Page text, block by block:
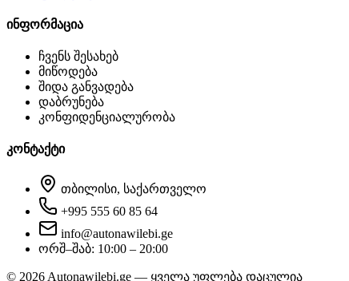
ინფორმაცია
ჩვენს შესახებ
მიწოდება
შიდა განვადება
დაბრუნება
კონფიდენციალურობა
კონტაქტი
თბილისი, საქართველო
+995 555 60 85 64
info@autonawilebi.ge
ორშ–შაბ: 10:00 – 20:00
© 2026 Autonawilebi.ge — ყველა უფლება დაცულია